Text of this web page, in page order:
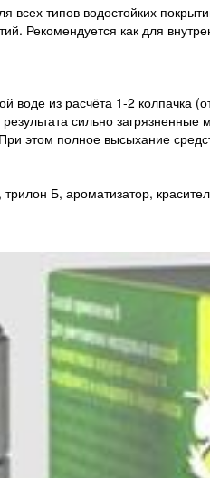
типов водостойких
Рекомендуется как для
воде из расчёта 1-2
сильно
этом полное высыхание
Б, ароматизатор,